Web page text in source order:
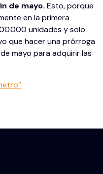
de mayo. Esto, porque
en la primera
unidades y solo
que hacer una prórroga
mayo para adquirir las